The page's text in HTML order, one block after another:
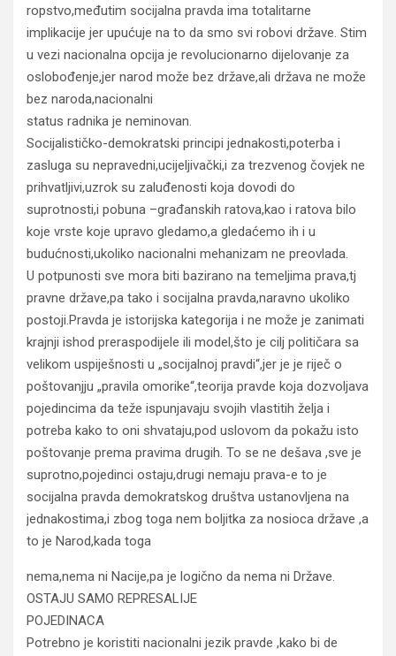
ropstvo,međutim socijalna pravda ima totalitarne
implikacije jer upućuje na to da smo svi robovi države. Stim
u vezi nacionalna opcija je revolucionarno dijelovanje za
oslobođenje,jer narod može bez države,ali država ne može
bez naroda,nacionalni
status radnika je neminovan.
Socijalističko-demokratski principi jednakosti,poterba i
zasluga su nepravedni,ucijeljivački,i za trezvenog čovjek ne
prihvatljivi,uzrok su zaluđenosti koja dovodi do
suprotnosti,i pobuna –građanskih ratova,kao i ratova bilo
koje vrste koje upravo gledamo,a gledaćemo ih i u
budućnosti,ukoliko nacionalni mehanizam ne preovlada.
U potpunosti sve mora biti bazirano na temeljima prava,tj
pravne države,pa tako i socijalna pravda,naravno ukoliko
postoji.Pravda je istorijska kategorija i ne može je zanimati
krajnji ishod preraspodijele ili model,što je cilj političara sa
velikom uspiješnosti u „socijalnoj pravdi“,jer je je riječ o
poštovanjju „pravila omorike“,teorija pravde koja dozvoljava
pojedincima da teže ispunjavaju svojih vlastitih želja i
potreba kako to oni shvataju,pod uslovom da pokažu isto
poštovanje prema pravima drugih. To se ne dešava ,sve je
suprotno,pojedinci ostaju,drugi nemaju prava-e to je
socijalna pravda demokratskog društva ustanovljena na
jednakostima,i zbog toga nem boljitka za nosioca države ,a
to je Narod,kada toga
nema,nema ni Nacije,pa je logično da nema ni Države.
OSTAJU SAMO REPRESALIJE
POJEDINACA
Potrebno je koristiti nacionalni jezik pravde ,kako bi de